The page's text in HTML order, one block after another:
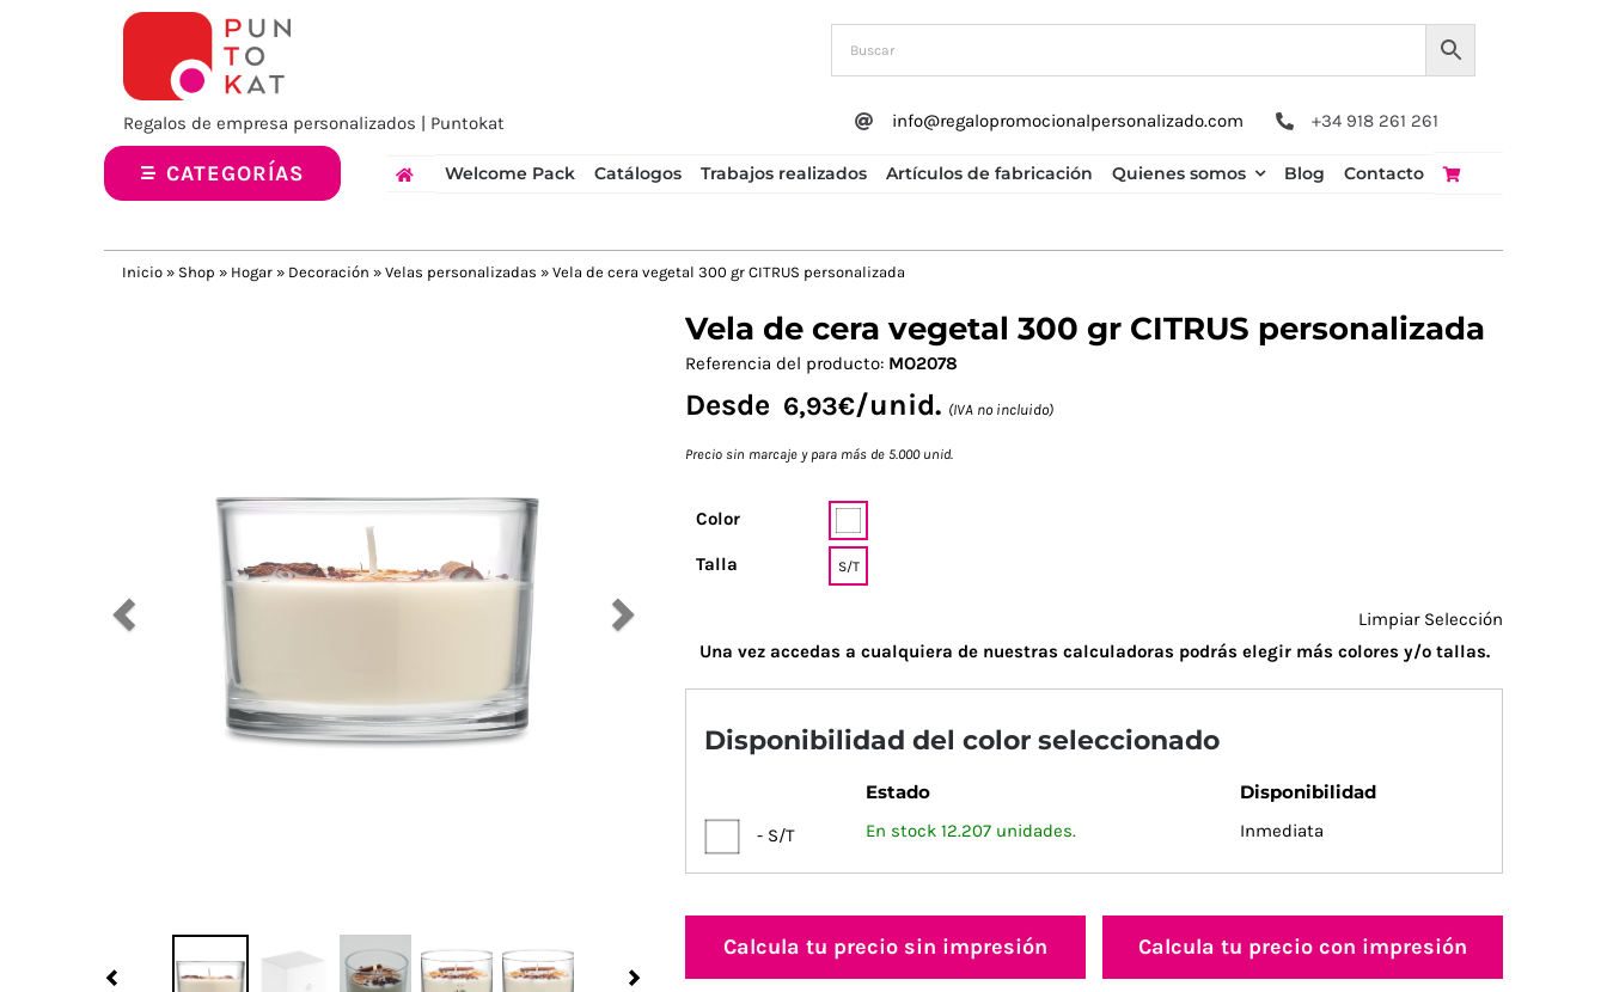
Regalos de empresa personalizados | Puntokat info@regalopromocionalpersonalizado.com +34 918 261 261
CATEGORÍAS Welcome Pack Catálogos Trabajos realizados Artículos de fabricación Quienes somos Blog Contacto
Inicio » Shop » Hogar » Decoración » Velas personalizadas » Vela de cera vegetal 300 gr CITRUS personalizada
Previous
Vela de cera vegetal 300 gr CITRUS personalizada
Referencia del producto: MO2078
Desde 6,93€/unid. (IVA no incluido)
Precio sin marcaje y para más de 5.000 unid.
Color
Talla S/T
Limpiar Selección
Una vez accedas a cualquiera de nuestras calculadoras podrás elegir más colores y/o tallas.
Disponibilidad del color seleccionado
Estado Disponibilidad
- S/T En stock 12.207 unidades. Inmediata
Calcula tu precio sin impresión Calcula tu precio con impresión